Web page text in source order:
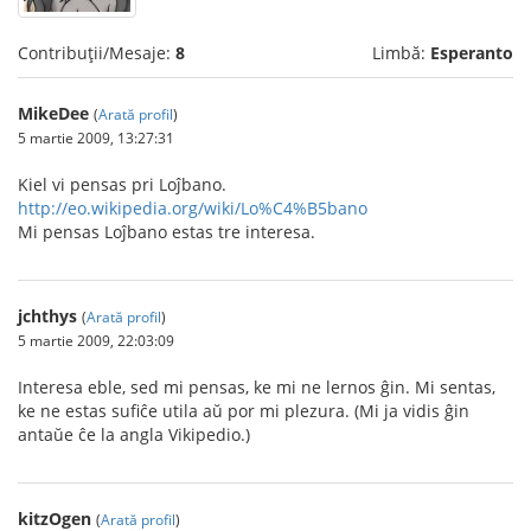
Contribuții/Mesaje: 8 Limbă: Esperanto
MikeDee (Arată profil)
5 martie 2009, 13:27:31
Kiel vi pensas pri Loĵbano.
http://eo.wikipedia.org/wiki/Lo%C4%B5bano
Mi pensas Loĵbano estas tre interesa.
jchthys (Arată profil)
5 martie 2009, 22:03:09
Interesa eble, sed mi pensas, ke mi ne lernos ĝin. Mi sentas,
ke ne estas sufiĉe utila aŭ por mi plezura. (Mi ja vidis ĝin
antaŭe ĉe la angla Vikipedio.)
kitzOgen (Arată profil)